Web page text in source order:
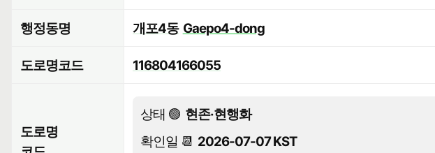
행정동명 개포4동 Gaepo4-dong
도로명코드 116804166055
도로명
상태 🟢 현존·현행화
확인일 📆 2026-07-07 KST